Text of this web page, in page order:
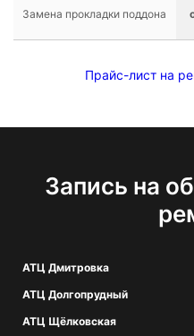
Замена прокладки поддона
Прайс-лист на
Запись на
АТЦ Дмитровка
АТЦ Долгопрудный
АТЦ Щёлковская